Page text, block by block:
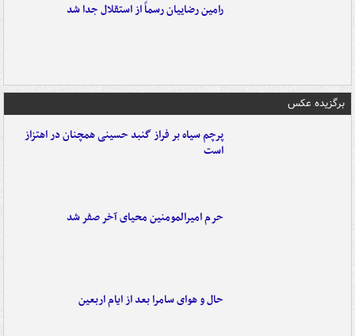
رامین رضاییان رسماً از استقلال جدا شد
برگزیده عکس
پرچم سیاه بر فراز گنبد حسینی همچنان در اهتزاز
است
حرم امیرالمومنین محیای آخر صفر شد
حال و هوای سامرا بعد از ایام اربعین